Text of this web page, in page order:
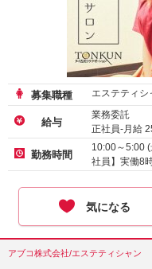
募集職種 エステティシ
給与
業務委託
正社員-月給
勤務時間
10:00～5:00
社員】実働8
気になる
アブコ株式会社/エステティシャン